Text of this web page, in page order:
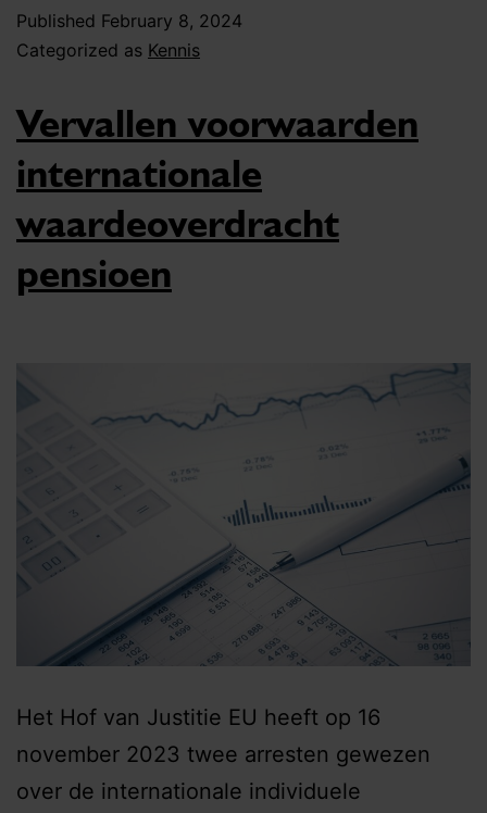
Published February 8, 2024
Categorized as Kennis
Vervallen voorwaarden
internationale
waardeoverdracht
pensioen
Het Hof van Justitie EU heeft op 16
november 2023 twee arresten gewezen
over de internationale individuele